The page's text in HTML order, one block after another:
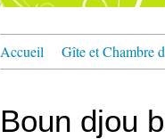
Accueil Gîte et Chambre
Boun djou